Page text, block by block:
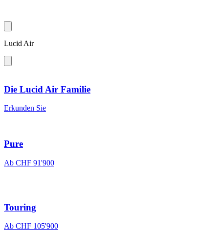
Lucid Air
Die Lucid Air Familie
Erkunden Sie
Pure
Ab CHF 91'900
Touring
Ab CHF 105'900